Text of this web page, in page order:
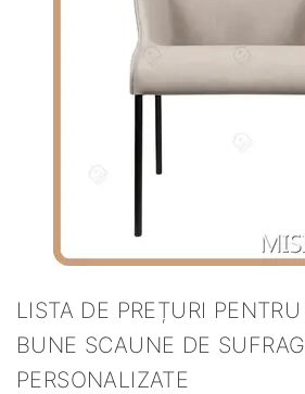
LISTA DE PREȚURI
BUNE SCAUNE DE
PERSONALIZATE